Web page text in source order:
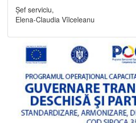
Șef serviciu,
Elena-Claudia Vîlceleanu